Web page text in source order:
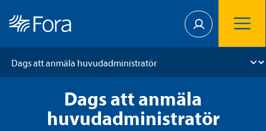
Dags att anmäla
huvudadministratör